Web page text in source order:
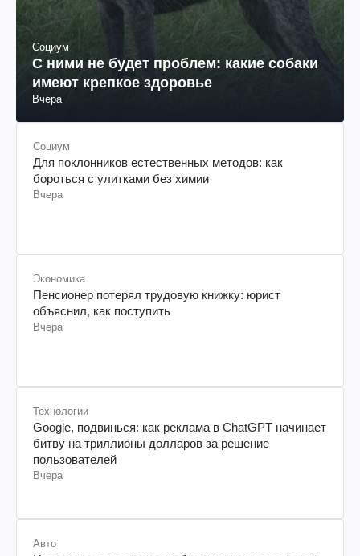
Социум
С ними не будет проблем: какие собаки
имеют крепкое здоровье
Вчера
Социум
Для поклонников естественных методов: как
бороться с улитками без химии
Вчера
Экономика
Пенсионер потерял трудовую книжку: юрист
объяснил, как поступить
Вчера
Технологии
Google, подвинься: как реклама в ChatGPT начинает
битву на триллионы долларов за решение
пользователей
Вчера
Авто